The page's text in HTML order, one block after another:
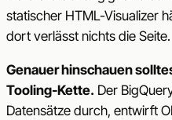
statischer HTML-Visualizer
dort verlässt nichts die Seite.
Genauer hinschauen
Tooling-Kette. Der
Datensätze durch, entwirft